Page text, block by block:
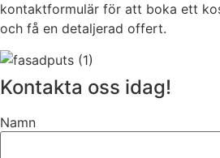
kontaktformulär för att boka ett
och få en detaljerad offert.
Kontakta oss idag!
Namn